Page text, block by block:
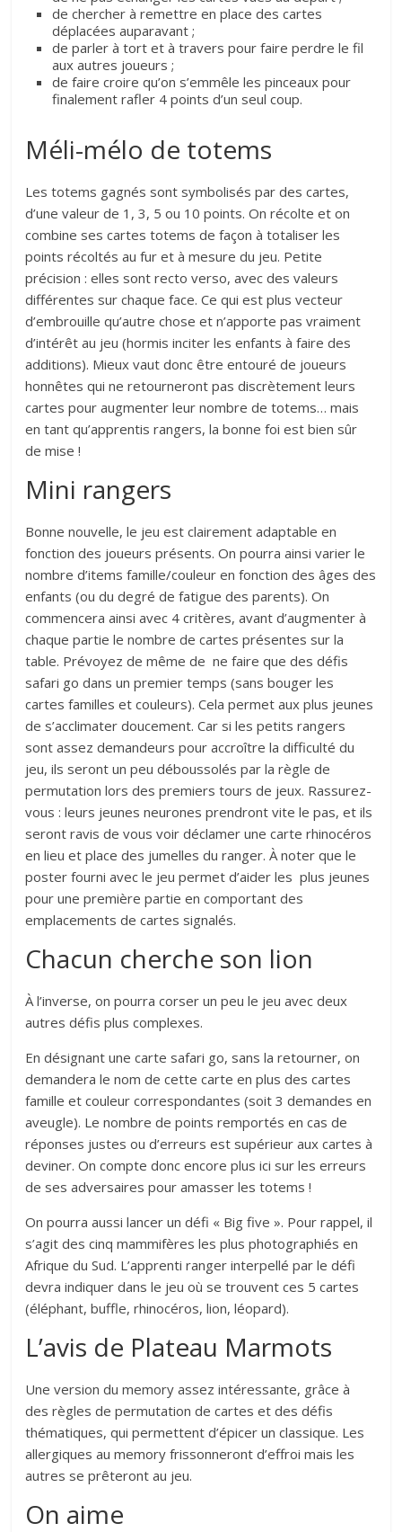
de chercher à remettre en place des cartes
déplacées auparavant ;
de parler à tort et à travers pour faire perdre le fil
aux autres joueurs ;
de faire croire qu’on s’emmêle les pinceaux pour
finalement rafler 4 points d’un seul coup.
Méli-mélo de totems
Les totems gagnés sont symbolisés par des cartes,
d’une valeur de 1, 3, 5 ou 10 points. On récolte et on
combine ses cartes totems de façon à totaliser les
points récoltés au fur et à mesure du jeu. Petite
précision : elles sont recto verso, avec des valeurs
différentes sur chaque face. Ce qui est plus vecteur
d’embrouille qu’autre chose et n’apporte pas vraiment
d’intérêt au jeu (hormis inciter les enfants à faire des
additions). Mieux vaut donc être entouré de joueurs
honnêtes qui ne retourneront pas discrètement leurs
cartes pour augmenter leur nombre de totems… mais
en tant qu’apprentis rangers, la bonne foi est bien sûr
de mise !
Mini rangers
Bonne nouvelle, le jeu est clairement adaptable en
fonction des joueurs présents. On pourra ainsi varier le
nombre d’items famille/couleur en fonction des âges des
enfants (ou du degré de fatigue des parents). On
commencera ainsi avec 4 critères, avant d’augmenter à
chaque partie le nombre de cartes présentes sur la
table. Prévoyez de même de ne faire que des défis
safari go dans un premier temps (sans bouger les
cartes familles et couleurs). Cela permet aux plus jeunes
de s’acclimater doucement. Car si les petits rangers
sont assez demandeurs pour accroître la difficulté du
jeu, ils seront un peu déboussolés par la règle de
permutation lors des premiers tours de jeux. Rassurez-
vous : leurs jeunes neurones prendront vite le pas, et ils
seront ravis de vous voir déclamer une carte rhinocéros
en lieu et place des jumelles du ranger. À noter que le
poster fourni avec le jeu permet d’aider les plus jeunes
pour une première partie en comportant des
emplacements de cartes signalés.
Chacun cherche son lion
À l’inverse, on pourra corser un peu le jeu avec deux
autres défis plus complexes.
En désignant une carte safari go, sans la retourner, on
demandera le nom de cette carte en plus des cartes
famille et couleur correspondantes (soit 3 demandes en
aveugle). Le nombre de points remportés en cas de
réponses justes ou d’erreurs est supérieur aux cartes à
deviner. On compte donc encore plus ici sur les erreurs
de ses adversaires pour amasser les totems !
On pourra aussi lancer un défi « Big five ». Pour rappel, il
s’agit des cinq mammifères les plus photographiés en
Afrique du Sud. L’apprenti ranger interpellé par le défi
devra indiquer dans le jeu où se trouvent ces 5 cartes
(éléphant, buffle, rhinocéros, lion, léopard).
L’avis de Plateau Marmots
Une version du memory assez intéressante, grâce à
des règles de permutation de cartes et des défis
thématiques, qui permettent d’épicer un classique. Les
allergiques au memory frissonneront d’effroi mais les
autres se prêteront au jeu.
On aime